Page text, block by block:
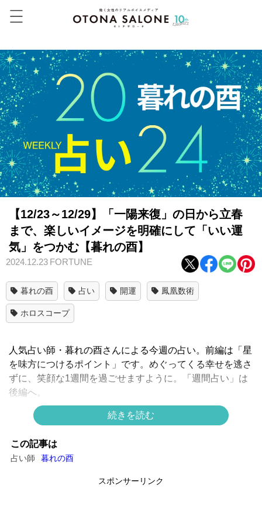
【12/23～12/29】「一陽来復」の日から立春
まで、楽しいイメージを明確にして「いい運
気」をつかむ【暮れの酉】
2024.12.23 FORTUNE
暮れの酉 占い 開運 鳳凰数術
ホロスコープ
人気占い師・暮れの酉さんによる今週の占い。前編は「星
を味方につけるポイント」です。めぐってくる幸せを逃さ
ずに、笑顔な1週間を過ごせますように。「週間占い」は
後編へ。
間占い」
続きを読む
この記事は
占い師 暮れの酉
スポンサーリンク